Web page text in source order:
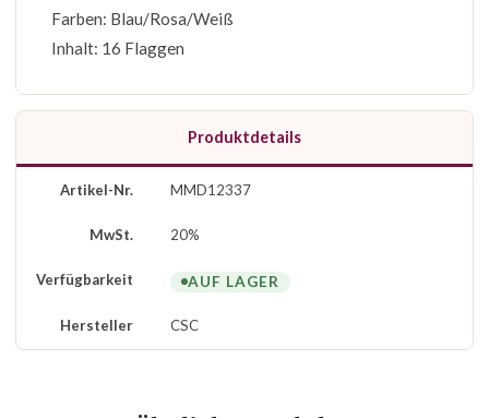
Farben: Blau/Rosa/Weiß
Inhalt: 16 Flaggen
Produktdetails
Artikel-Nr. MMD12337
MwSt. 20%
Verfügbarkeit AUF LAGER
Hersteller CSC